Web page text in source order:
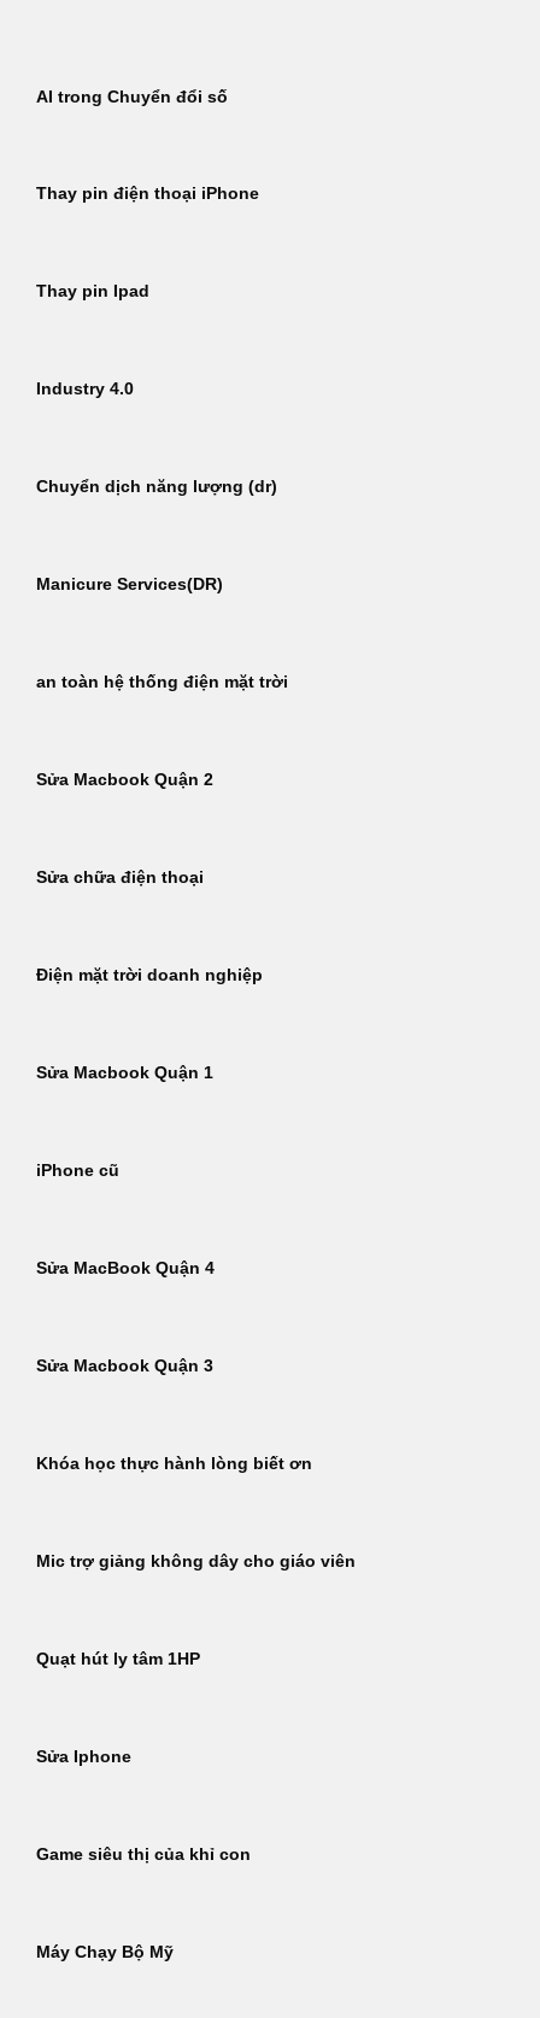
dungAI trong Chuyển đổi số
Thay pin điện thoại iPhone
Thay pin Ipad
Industry 4.0
Chuyển dịch năng lượng (dr)
Manicure Services(DR)
an toàn hệ thống điện mặt trời
Sửa Macbook Quận 2
Sửa chữa điện thoại
Điện mặt trời doanh nghiệp
Sửa Macbook Quận 1
iPhone cũ
Sửa MacBook Quận 4
Sửa Macbook Quận 3
Khóa học thực hành lòng biết ơn
Mic trợ giảng không dây cho giáo viên
Quạt hút ly tâm 1HP
Sửa Iphone
Game siêu thị của khỉ con
Máy Chạy Bộ Mỹ